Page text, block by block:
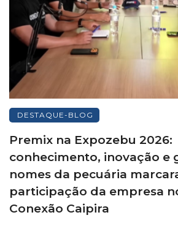
DESTAQUE-BLOG
Premix na Expozebu 2026:
conhecimento, inovação e
nomes da pecuária
participação da empresa
Conexão Caipira